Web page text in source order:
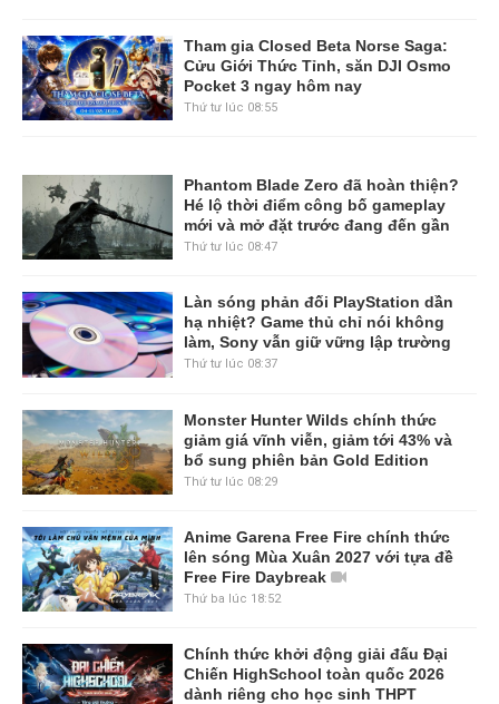
Tham gia Closed Beta Norse Saga:
Cửu Giới Thức Tỉnh, săn DJI Osmo
Pocket 3 ngay hôm nay
Thứ tư lúc 08:55
Phantom Blade Zero đã hoàn thiện?
Hé lộ thời điểm công bố gameplay
mới và mở đặt trước đang đến gần
Thứ tư lúc 08:47
Làn sóng phản đối PlayStation dần
hạ nhiệt? Game thủ chỉ nói không
làm, Sony vẫn giữ vững lập trường
Thứ tư lúc 08:37
Monster Hunter Wilds chính thức
giảm giá vĩnh viễn, giảm tới 43% và
bổ sung phiên bản Gold Edition
Thứ tư lúc 08:29
Anime Garena Free Fire chính thức
lên sóng Mùa Xuân 2027 với tựa đề
Free Fire Daybreak
Thứ ba lúc 18:52
Chính thức khởi động giải đấu Đại
Chiến HighSchool toàn quốc 2026
dành riêng cho học sinh THPT